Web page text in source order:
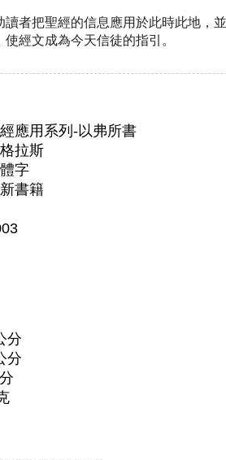
者把聖經的信息應用於此時此地，
經文成為今天信徒的指引。
應用系列-以弗所書
拉斯
字
書籍
分
分